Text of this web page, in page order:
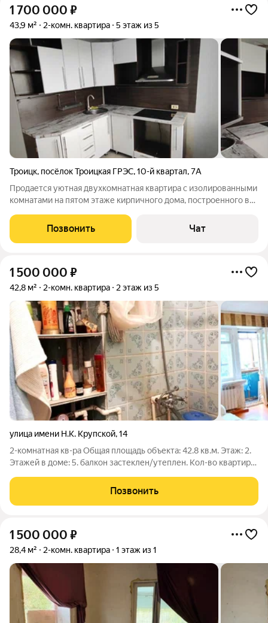
1 700 000 ₽
43,9 м² 2-комн. квартира 5 этаж из 5
Троицк, посёлок Троицкая ГРЭС,10-й квартал,7А
Продается уютная двухкомнатная квартира с изолированными
комнатами на пятом этаже кирпичного дома, построенного в
позволяет сразу въехать и жить. Из окон открывается вид на
зеленый двор. Кухня
Позвонить Чат
1 500 000 ₽
42,8 м² 2-комн. квартира 2 этаж из 5
улица имени Н.К. Крупской,14
2-комнатная кв-ра Общая площадь объекта: 42.8 кв.м. Этаж: 2.
Этажей в доме: 5. балкон застеклен/утеплен. Кол-во квартир
Кухонная плита: электрическая. Санузел: совмещенный.
Количество комнат:
Позвонить
1 500 000 ₽
28,4 м² 2-комн. квартира 1 этаж из 1